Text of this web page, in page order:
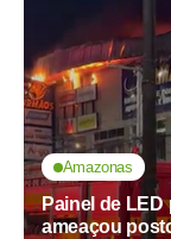
Amazonas
Painel de LED
ameaçou